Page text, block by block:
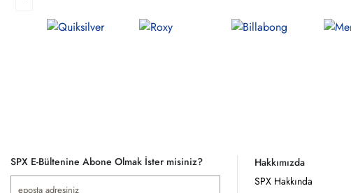
SPX E-Bültenine Abone Olmak İster misiniz?
Hakkımızda
SPX Hakkında